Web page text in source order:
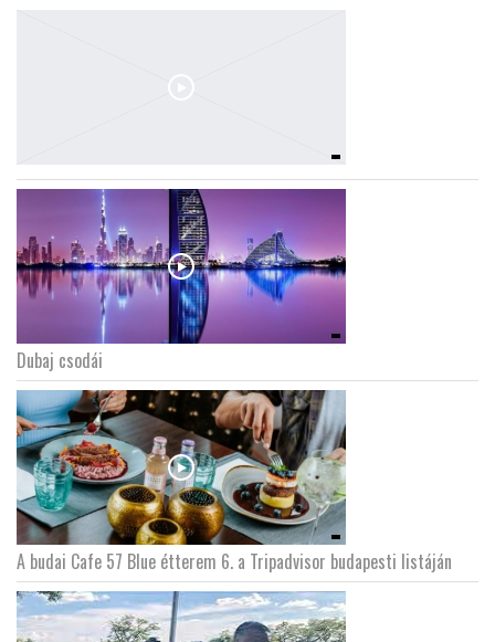
Dubaj csodái
A budai Cafe 57 Blue étterem 6. a Tripadvisor budapesti listáján